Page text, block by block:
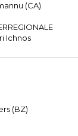
(CA)
Ichnos
(BZ)